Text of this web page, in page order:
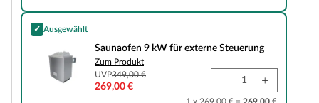
✓ Ausgewählt
Saunaofen 9 kW für externe Steuerung
Saunaofen 9 kW für externe Steuerung
Zum Produkt
UVP349,00 €
269,00 €
1 x 269,00 € = 269,00 €